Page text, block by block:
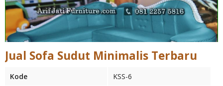
Jual Sofa Sudut Minimalis Terbaru
Kode
KSS-6